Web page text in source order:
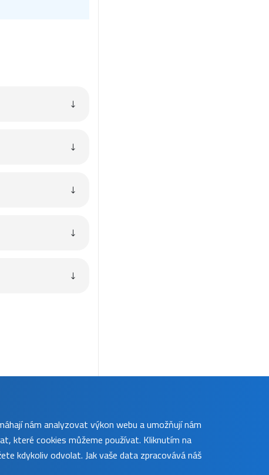
nám analyzovat výkon webu a umožňují nám
které cookies můžeme používat. Kliknutím na
kdykoliv odvolat. Jak vaše data zpracovává náš